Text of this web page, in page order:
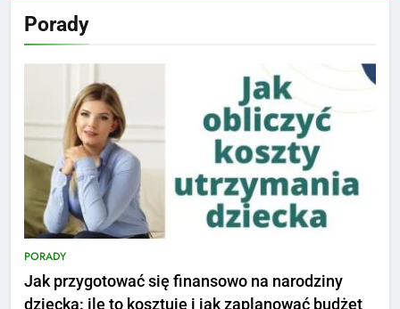
Porady
PORADY
Jak przygotować się finansowo na narodziny
dziecka: ile to kosztuje i jak zaplanować budżet